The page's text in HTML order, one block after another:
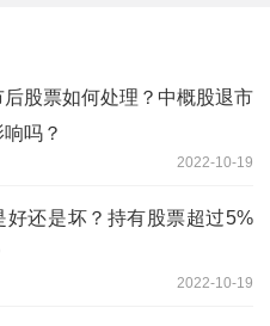
后股票如何处理？中概股退市
吗？
2022-10-19
好还是坏？持有股票超过5%
2022-10-19